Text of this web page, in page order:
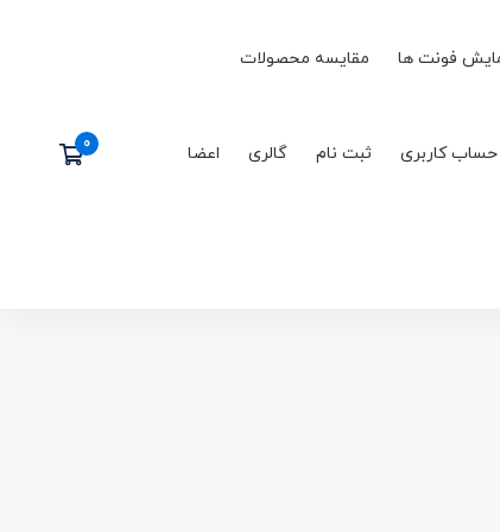
فونت ها مقایسه محصولات
کاربری ثبت نام گالری اعضا